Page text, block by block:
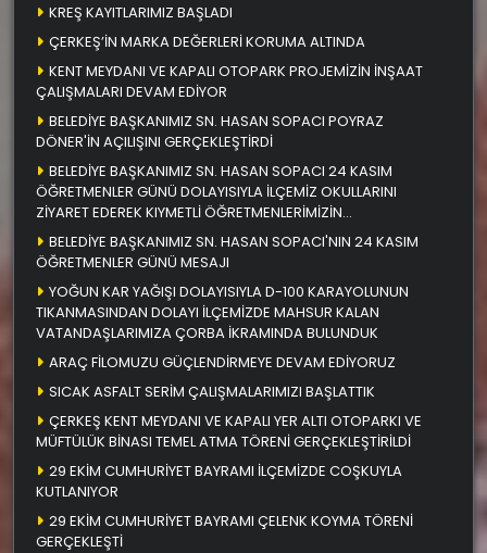
KREŞ KAYITLARIMIZ BAŞLADI
ÇERKEŞ’İN MARKA DEĞERLERİ KORUMA ALTINDA
KENT MEYDANI VE KAPALI OTOPARK PROJEMİZİN İNŞAAT
ÇALIŞMALARI DEVAM EDİYOR
BELEDİYE BAŞKANIMIZ SN. HASAN SOPACI POYRAZ
DÖNER'İN AÇILIŞINI GERÇEKLEŞTİRDİ
BELEDİYE BAŞKANIMIZ SN. HASAN SOPACI 24 KASIM
ÖĞRETMENLER GÜNÜ DOLAYISIYLA İLÇEMİZ OKULLARINI
ZİYARET EDEREK KIYMETLİ ÖĞRETMENLERİMİZİN
ÖĞRETMENLER GÜNÜNÜ KUTLADI
BELEDİYE BAŞKANIMIZ SN. HASAN SOPACI'NIN 24 KASIM
ÖĞRETMENLER GÜNÜ MESAJI
YOĞUN KAR YAĞIŞI DOLAYISIYLA D-100 KARAYOLUNUN
TIKANMASINDAN DOLAYI İLÇEMİZDE MAHSUR KALAN
VATANDAŞLARIMIZA ÇORBA İKRAMINDA BULUNDUK
ARAÇ FİLOMUZU GÜÇLENDİRMEYE DEVAM EDİYORUZ
SICAK ASFALT SERİM ÇALIŞMALARIMIZI BAŞLATTIK
ÇERKEŞ KENT MEYDANI VE KAPALI YER ALTI OTOPARKI VE
MÜFTÜLÜK BİNASI TEMEL ATMA TÖRENİ GERÇEKLEŞTİRİLDİ
29 EKİM CUMHURİYET BAYRAMI İLÇEMİZDE COŞKUYLA
KUTLANIYOR
29 EKİM CUMHURİYET BAYRAMI ÇELENK KOYMA TÖRENİ
GERÇEKLEŞTİ